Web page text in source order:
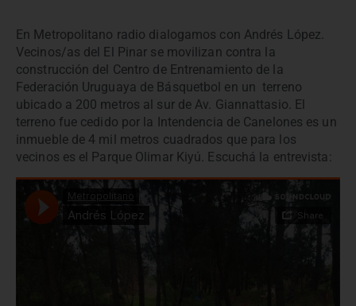
En Metropolitano radio dialogamos con Andrés López.
Vecinos/as del El Pinar se movilizan contra la
construcción del Centro de Entrenamiento de la
Federación Uruguaya de Básquetbol en un terreno
ubicado a 200 metros al sur de Av. Giannattasio. El
terreno fue cedido por la Intendencia de Canelones es un
inmueble de 4 mil metros cuadrados que para los
vecinos es el Parque Olimar Kiyú. Escuchá la entrevista: